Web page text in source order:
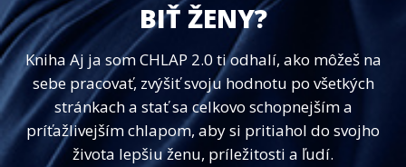
BIŤ ŽENY?
Kniha Aj ja som CHLAP 2.0 ti odhalí, ako môžeš na
sebe pracovať, zvýšiť svoju hodnotu po všetkých
stránkach a stať sa celkovo schopnejším a
príťažlivejším chlapom, aby si pritiahol do svojho
života lepšiu ženu, príležitosti a ľudí.